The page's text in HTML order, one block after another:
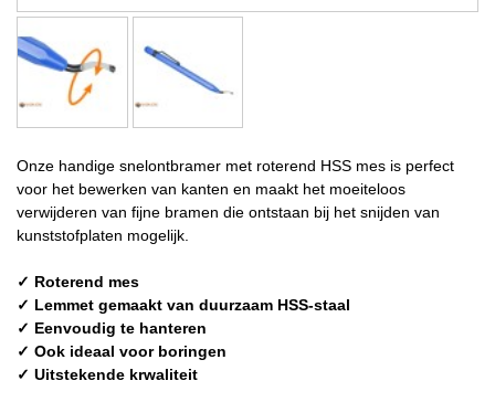
Onze handige snelontbramer met roterend HSS mes is perfect
voor het bewerken van kanten en maakt het moeiteloos
verwijderen van fijne bramen die ontstaan bij het snijden van
kunststofplaten mogelijk.
✓ Roterend mes
✓ Lemmet gemaakt van duurzaam HSS-staal
✓ Eenvoudig te hanteren
✓ Ook ideaal voor boringen
✓ Uitstekende krwaliteit